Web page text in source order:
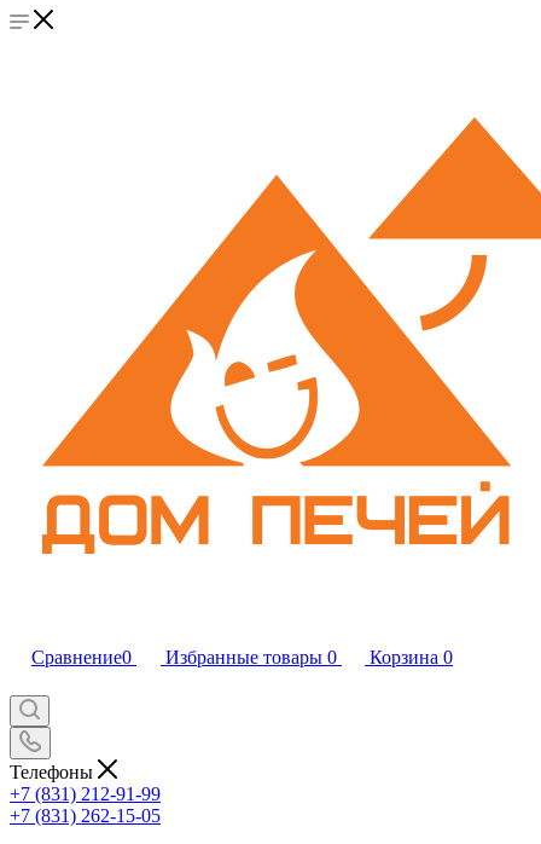
Сравнение0 Избранные товары 0 Корзина 0
Телефоны
+7 (831) 212-91-99
+7 (831) 262-15-05